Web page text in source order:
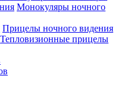
Монокуляры ночного
Прицелы ночного видения
Тепловизионные прицелы